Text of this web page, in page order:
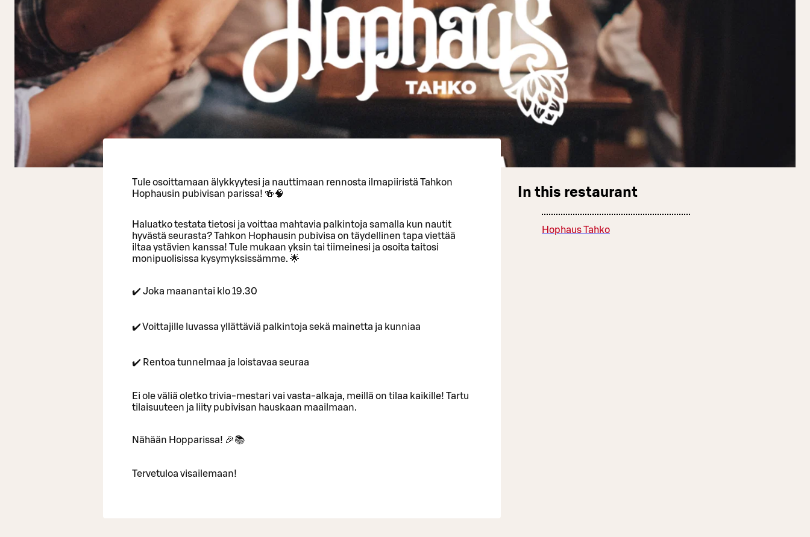
Tule osoittamaan älykkyytesi ja nauttimaan rennosta ilmapiiristä Tahkon
Hophausin pubivisan parissa! 🍻🧠
Haluatko testata tietosi ja voittaa mahtavia palkintoja samalla kun nautit
hyvästä seurasta? Tahkon Hophausin pubivisa on täydellinen tapa viettää
iltaa ystävien kanssa! Tule mukaan yksin tai tiimeinesi ja osoita taitosi
monipuolisissa kysymyksissämme. 🌟
✔️ Joka maanantai klo 19.30
✔️ Voittajille luvassa yllättäviä palkintoja sekä mainetta ja kunniaa
✔️ Rentoa tunnelmaa ja loistavaa seuraa
Ei ole väliä oletko trivia-mestari vai vasta-alkaja, meillä on tilaa kaikille! Tartu
tilaisuuteen ja liity pubivisan hauskaan maailmaan.
Nähään Hopparissa! 🎉📚
Tervetuloa visailemaan!
In this restaurant
Hophaus Tahko